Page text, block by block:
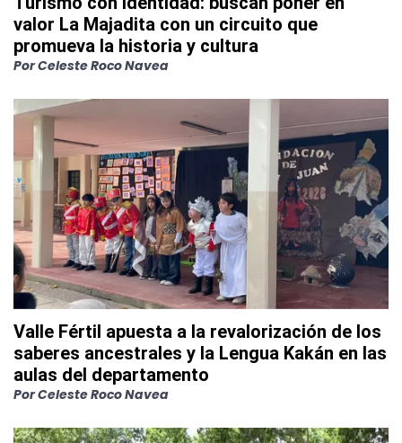
valor La Majadita con un circuito que
promueva la historia y cultura
PorCeleste Roco Navea
Valle Fértil apuesta a la revalorización de los
saberes ancestrales y la Lengua Kakán en las
aulas del departamento
PorCeleste Roco Navea